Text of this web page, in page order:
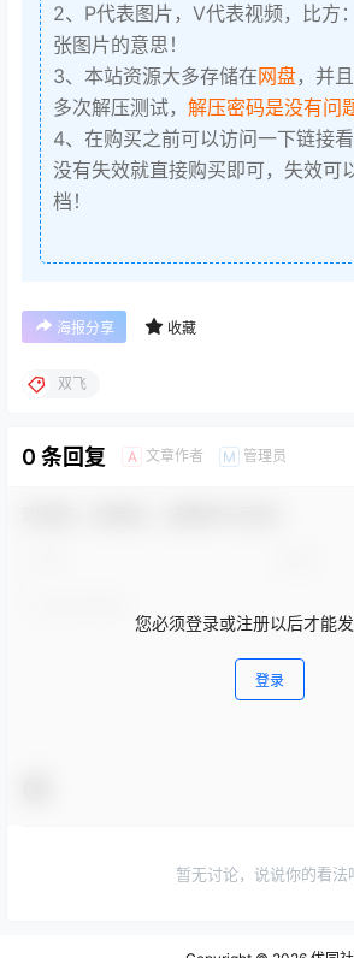
2、P代表图片，V代表视频，比方
张图片的意思！
3、本站资源大多存储在网盘，并
多次解压测试， 解压密码是没有问
4、在购买之前可以访问一下链接看
没有失效就直接购买即可，失效可
档！
海报分享 收藏
双飞
0 条回复 A 文章作者 M 管理员
您必须登录或注册以后才能
登录
暂无讨论，说说你的看法